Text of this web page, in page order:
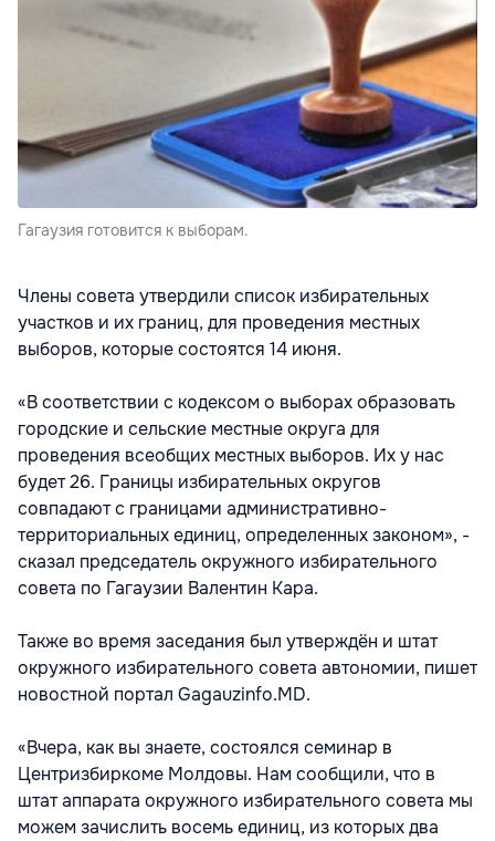
Гагаузия готовится к выборам.
Члены совета утвердили список избирательных
участков и их границ, для проведения местных
выборов, которые состоятся 14 июня.
«В соответствии с кодексом о выборах образовать
городские и сельские местные округа для
проведения всеобщих местных выборов. Их у нас
будет 26. Границы избирательных округов
совпадают с границами административно-
территориальных единиц, определенных законом», -
сказал председатель окружного избирательного
совета по Гагаузии Валентин Кара.
Также во время заседания был утверждён и штат
окружного избирательного совета автономии, пишет
новостной портал Gagauzinfo.MD.
«Вчера, как вы знаете, состоялся семинар в
Центризбиркоме Молдовы. Нам сообщили, что в
штат аппарата окружного избирательного совета мы
можем зачислить восемь единиц, из которых два